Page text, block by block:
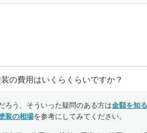
の費用はいくらくらいですか？
ろう、そういった疑問のある方は金額を知る
装の相場を参考にしてみてください。